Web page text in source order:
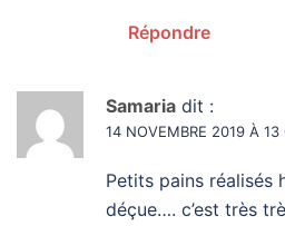
Répondre
Samaria dit :
14 NOVEMBRE 2019 À 13
Petits pains réalisés
déçue…. c’est très